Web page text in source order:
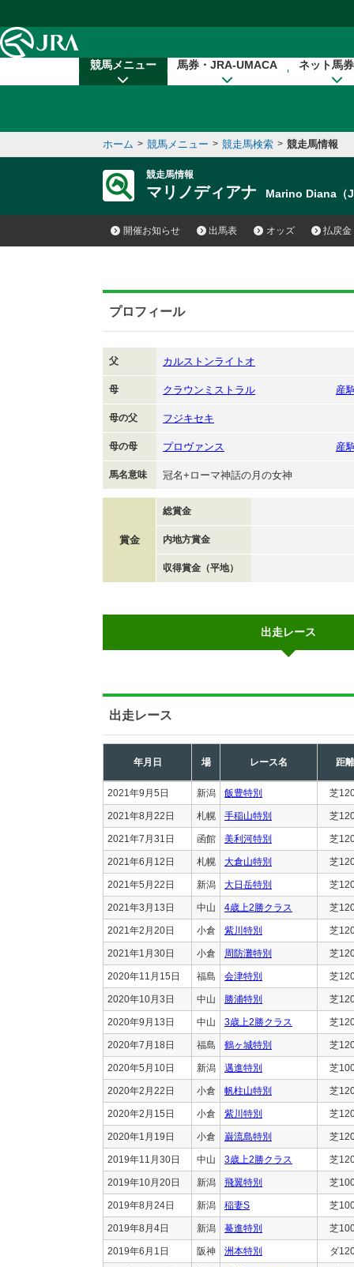
競馬メニュー 馬券・JRA-UMACA ネット馬
ホーム > 競馬メニュー > 競走馬検索 > 競走馬情報
競走馬情報
マリノディアナ Marino Diana（
開催お知らせ 出馬表 オッズ 払戻金
プロフィール
父 カルストンライトオ
母 クラウンミストラル 産
母の父 フジキセキ
母の母 プロヴァンス 産
馬名意味 冠名+ローマ神話の月の女神
賞金
総賞金
内地方賞金
収得賞金（平地）
出走レース
出走レース
年月日 場 レース名 距離
2021年9月5日 新潟 飯豊特別 芝
2021年8月22日 札幌 手稲山特別 芝
2021年7月31日 函館 美利河特別 芝
2021年6月12日 札幌 大倉山特別 芝
2021年5月22日 新潟 大日岳特別 芝
2021年3月13日 中山 4歳上2勝クラス 芝
2021年2月20日 小倉 紫川特別 芝
2021年1月30日 小倉 周防灘特別 芝
2020年11月15日 福島 会津特別 芝
2020年10月3日 中山 勝浦特別 芝
2020年9月13日 中山 3歳上2勝クラス 芝
2020年7月18日 福島 鶴ヶ城特別 芝
2020年5月10日 新潟 邁進特別 芝
2020年2月22日 小倉 帆柱山特別 芝
2020年2月15日 小倉 紫川特別 芝
2020年1月19日 小倉 巌流島特別 芝
2019年11月30日 中山 3歳上2勝クラス 芝
2019年10月20日 新潟 飛翼特別 芝
2019年8月24日 新潟 稲妻S 芝
2019年8月4日 新潟 驀進特別 芝
2019年6月1日 阪神 洲本特別 ダ